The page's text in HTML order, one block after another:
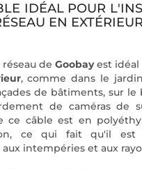
IDÉAL POUR
EN EXTÉRIEUR
réseau de Goobayest
, comme dans le
de bâtiments, sur
de caméras de
ce câble est en
ce qui fait qu'il est
intempéries et aux